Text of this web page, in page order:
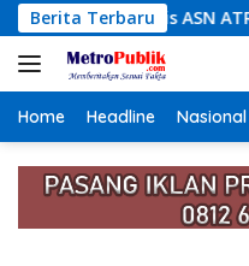
Langsung
ke
konten
Berita Terbaru
ASN ATR/BPN Nias
Home Headline Nasional